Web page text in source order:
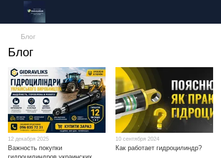
Блог
Блог
12 декабря 2025
Важность покупки
10 сентября 2024
Как работает гидроцилиндр?